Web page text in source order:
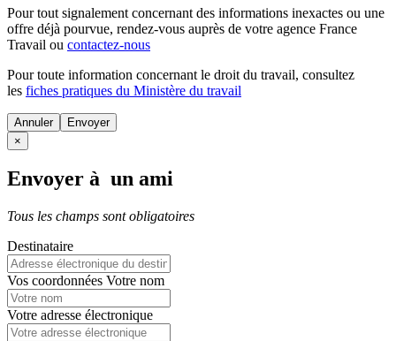
Pour tout signalement concernant des informations inexactes ou une
offre déjà pourvue, rendez-vous auprès de votre agence France
Travail ou contactez-nous
Pour toute information concernant le droit du travail, consultez
les fiches pratiques du Ministère du travail
Annuler
×
Envoyer à un ami
Tous les champs sont obligatoires
Destinataire
Vos coordonnées Votre nom
Votre adresse électronique